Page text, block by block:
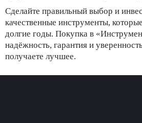
Сделайте правильный выбор и
качественные инструменты,
долгие годы. Покупка в
надёжность, гарантия и
получаете лучшее.